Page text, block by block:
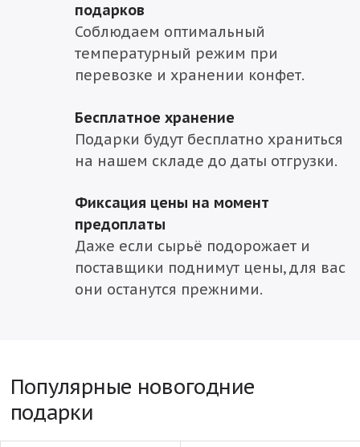
подарков
Соблюдаем оптимальный
температурный режим при
перевозке и хранении конфет.
Бесплатное хранение
Подарки будут бесплатно храниться
на нашем складе до даты отгрузки.
Фиксация цены на момент
предоплаты
Даже если сырьё подорожает и
поставщики поднимут цены, для вас
они останутся прежними.
Популярные новогодние
подарки